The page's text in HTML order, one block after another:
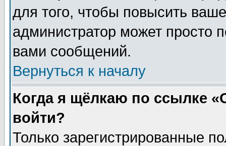
для того, чтобы повысить
администратор может просто
вами сообщений.
Вернуться к началу
Когда я щёлкаю по ссылке
войти?
Только зарегистрированные